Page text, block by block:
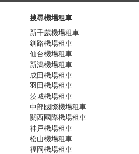
搜尋機場租車
新千歲機場租車
釧路機場租車
仙台機場租車
新潟機場租車
成田機場租車
羽田機場租車
茨城機場租車
中部國際機場租車
關西國際機場租車
神戸機場租車
松山機場租車
福岡機場租車